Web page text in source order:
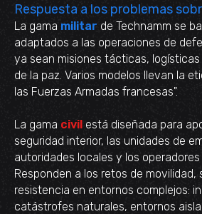
Respuesta a los problemas
La gama militar de Technamm se
adaptados a las operaciones de
ya sean misiones tácticas,
de la paz. Varios modelos llevan la
las Fuerzas Armadas francesas".
La gama civil está diseñada para
seguridad interior, las unidades de
autoridades locales y los
Responden a los retos de movilidad,
resistencia en entornos complejos:
catástrofes naturales, entornos